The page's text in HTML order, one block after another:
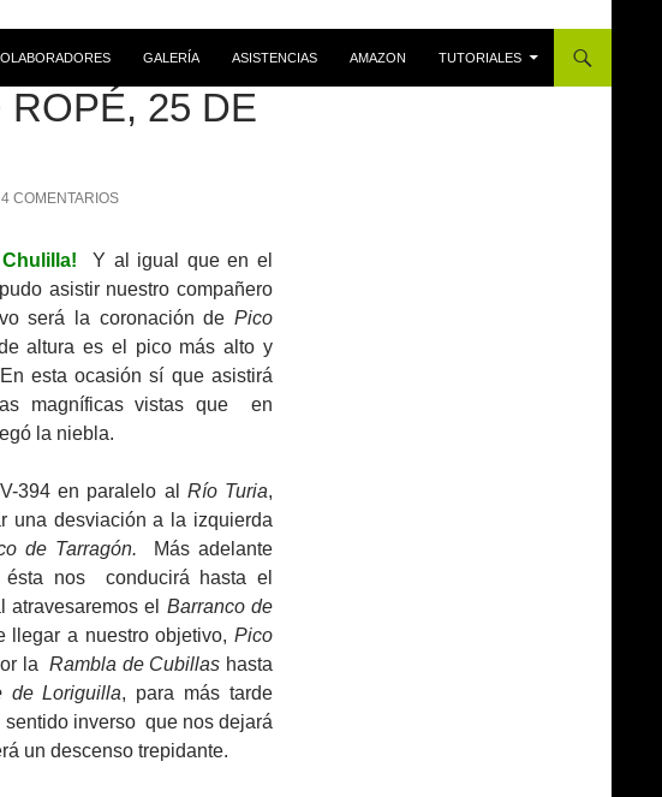
GALERÍA ASISTENCIAS AMAZON TUTORIALES
25 DE
4 COMENTARIOS
Y al igual que en el
asistir nuestro compañero
será la coronación dePico
altura es el pico más alto y
esta ocasión sí que asistirá
magníficas vistas que en
la niebla.
394 en paralelo al Río Turia,
una desviación a la izquierda
de Tarragón.
Más adelante
nos conducirá hasta el
atravesaremos el Barranco de
llegar a nuestro objetivo,Pico
laRambla de Cubillas hasta
de Loriguilla, para más tarde
inverso que nos dejará
un descenso trepidante.